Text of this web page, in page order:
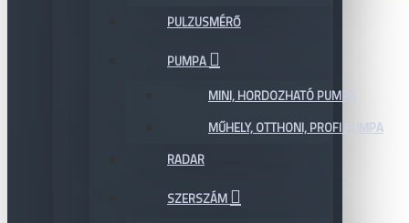
PULZUSMÉRŐ
PUMPA
MINI, HORDOZHATÓ PUMPA
MŰHELY, OTTHONI, PROFI PUMPA
RADAR
SZERSZÁM